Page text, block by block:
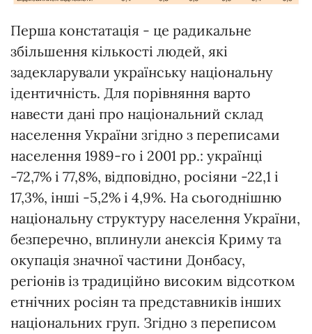
Перша констатація - це радикальне
збільшення кількості людей, які
задекларували українську національну
ідентичність. Для порівняння варто
навести дані про національний склад
населення України згідно з переписами
населення 1989-го і 2001 рр.: українці
-72,7% і 77,8%, відповідно, росіяни -22,1 і
17,3%, інші -5,2% і 4,9%. На сьогоднішню
національну структуру населення України,
безперечно, вплинули анексія Криму та
окупація значної частини Донбасу,
регіонів із традиційно високим відсотком
етнічних росіян та представників інших
національних груп. Згідно з переписом